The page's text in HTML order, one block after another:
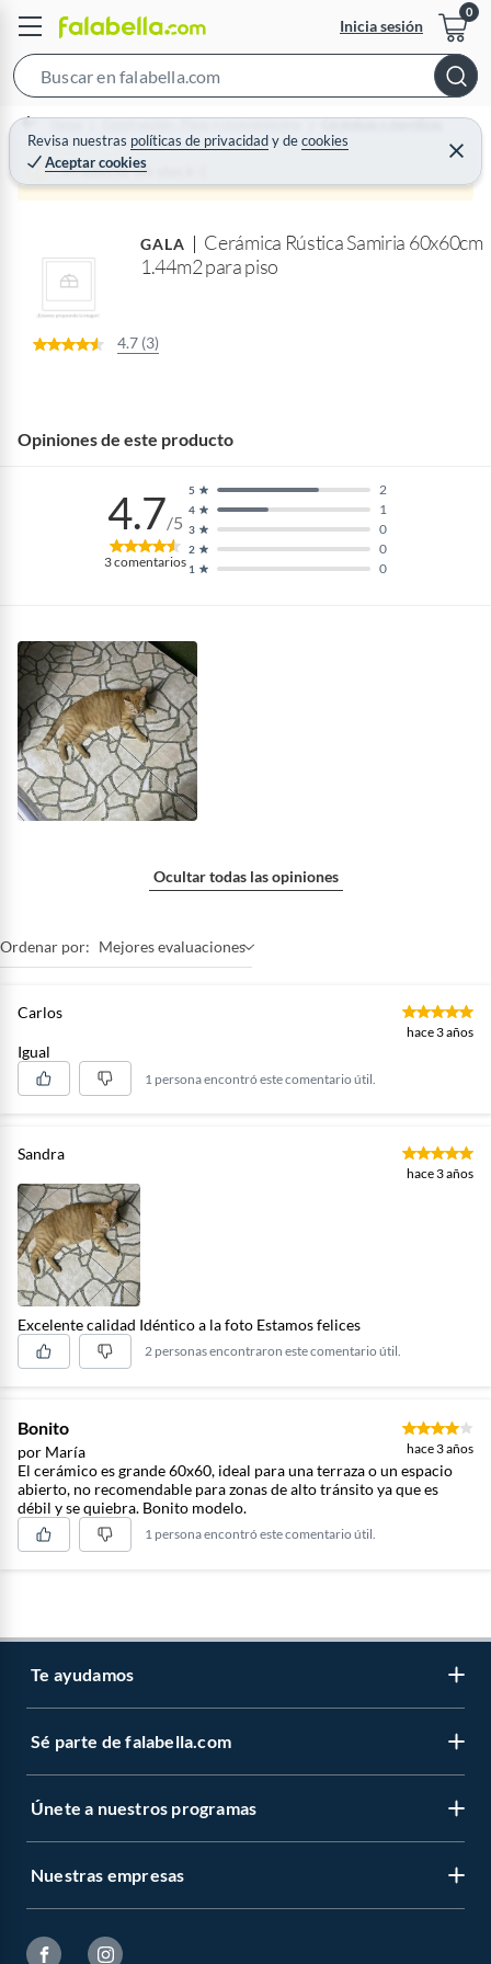
Inicia sesión
e
a
c
B
a
Revisa nuestras políticas de privacidadydecookies
Aceptar cookies
C
e
r
Home Construcción - Pisos y revestimientos Cerámicas y mayólicas
Producto sin stock :(
GALA
Cerámica Rústica Samiria 60x60cm
1.44m2 para piso
4.7 (3)
Opiniones de este producto
4.7/5
3comentarios 1 0
2 0
3 0
4 1
5 2
Ocultar todas las opiniones
Ordenar por: Mejores evaluaciones
Carlos
hace 3 años
Igual
1 persona encontró este comentario útil.
Sandra
hace 3 años
Excelente calidad Idéntico a la foto Estamos felices
2 personas encontraron este comentario útil.
Bonito
por María hace 3 años
El cerámico es grande 60x60, ideal para una terraza o un espacio
abierto, no recomendable para zonas de alto tránsito ya que es
débil y se quiebra. Bonito modelo.
1 persona encontró este comentario útil.
Te ayudamos
Atención por WhatsApp
Cambios y devoluciones
Boletas y facturas
Sé parte de falabella.com
Trabaja con nosotros
Únete a nuestros programas
Novios Falabella
Nuestras empresas
Banco Falabella